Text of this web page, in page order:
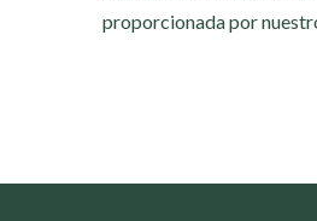
proporcionada por